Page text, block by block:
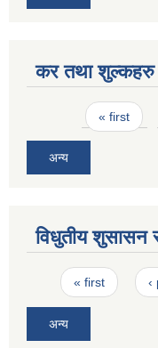
कर तथा शुल्कहरु
Pages« first
अन्य
विधुतीय शुसासन
Pages
« first ‹
अन्य